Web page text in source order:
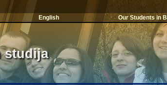
English Our Students in
studija